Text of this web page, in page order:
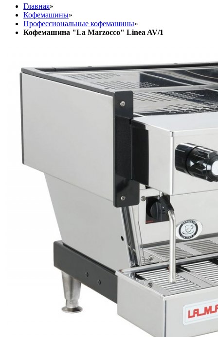
Главная»
Кофемашины»
Профессиональные кофемашины»
Кофемашина "La Marzocco" Linea AV/1